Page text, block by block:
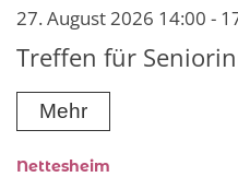
27. August 2026 14:00 -
Treffen für
Mehr
Nettesheim